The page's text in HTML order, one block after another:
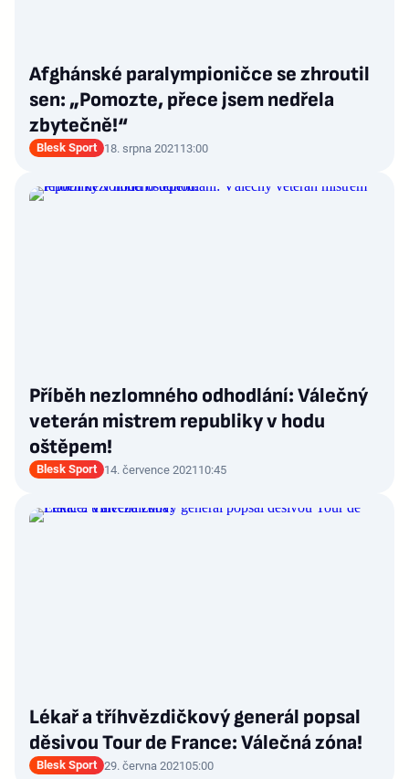
Afghánské paralympioničce se zhroutil
sen: „Pomozte, přece jsem nedřela
zbytečně!“
Blesk Sport 18. srpna 2021 13:00
Příběh nezlomného odhodlání: Válečný
veterán mistrem republiky v hodu
oštěpem!
Blesk Sport 14. července 2021 10:45
Lékař a tříhvězdičkový generál popsal
děsivou Tour de France: Válečná zóna!
Blesk Sport 29. června 202105:00